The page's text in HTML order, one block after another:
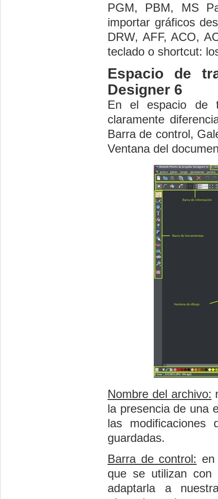
PGM, PBM, MS
importar gráficos
DRW, AFF, ACO,
teclado o shortcut:
Espacio de
Designer 6
En el espacio de
claramente
Barra de control,
Ventana del
Nombre del archivo:
la presencia de una
las
guardadas.
Barra de control:
que se utilizan con
adaptarla a